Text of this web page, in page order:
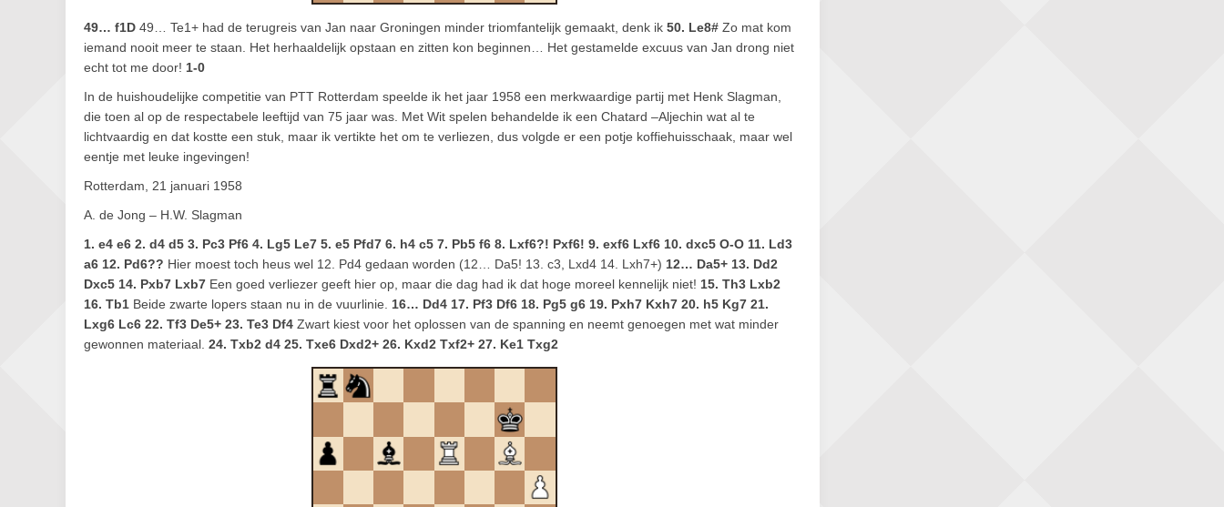
49… f1D 49… Te1+ had de terugreis van Jan naar Groningen minder triomfantelijk gemaakt, denk ik 50. Le8# Zo mat kom
iemand nooit meer te staan. Het herhaaldelijk opstaan en zitten kon beginnen… Het gestamelde excuus van Jan drong niet
echt tot me door! 1-0
In de huishoudelijke competitie van PTT Rotterdam speelde ik het jaar 1958 een merkwaardige partij met Henk Slagman,
die toen al op de respectabele leeftijd van 75 jaar was. Met Wit spelen behandelde ik een Chatard –Aljechin wat al te
lichtvaardig en dat kostte een stuk, maar ik vertikte het om te verliezen, dus volgde er een potje koffiehuisschaak, maar wel
eentje met leuke ingevingen!
Rotterdam, 21 januari 1958
A. de Jong – H.W. Slagman
1. e4 e6 2. d4 d5 3. Pc3 Pf6 4. Lg5 Le7 5. e5 Pfd7 6. h4 c5 7. Pb5 f6 8. Lxf6?! Pxf6! 9. exf6 Lxf6 10. dxc5 O-O 11. Ld3
a6 12. Pd6?? Hier moest toch heus wel 12. Pd4 gedaan worden (12… Da5! 13. c3, Lxd4 14. Lxh7+) 12… Da5+ 13. Dd2
Dxc5 14. Pxb7 Lxb7 Een goed verliezer geeft hier op, maar die dag had ik dat hoge moreel kennelijk niet! 15. Th3 Lxb2
16. Tb1 Beide zwarte lopers staan nu in de vuurlinie. 16… Dd4 17. Pf3 Df6 18. Pg5 g6 19. Pxh7 Kxh7 20. h5 Kg7 21.
Lxg6 Lc6 22. Tf3 De5+ 23. Te3 Df4 Zwart kiest voor het oplossen van de spanning en neemt genoegen met wat minder
gewonnen materiaal. 24. Txb2 d4 25. Txe6 Dxd2+ 26. Kxd2 Txf2+ 27. Ke1 Txg2